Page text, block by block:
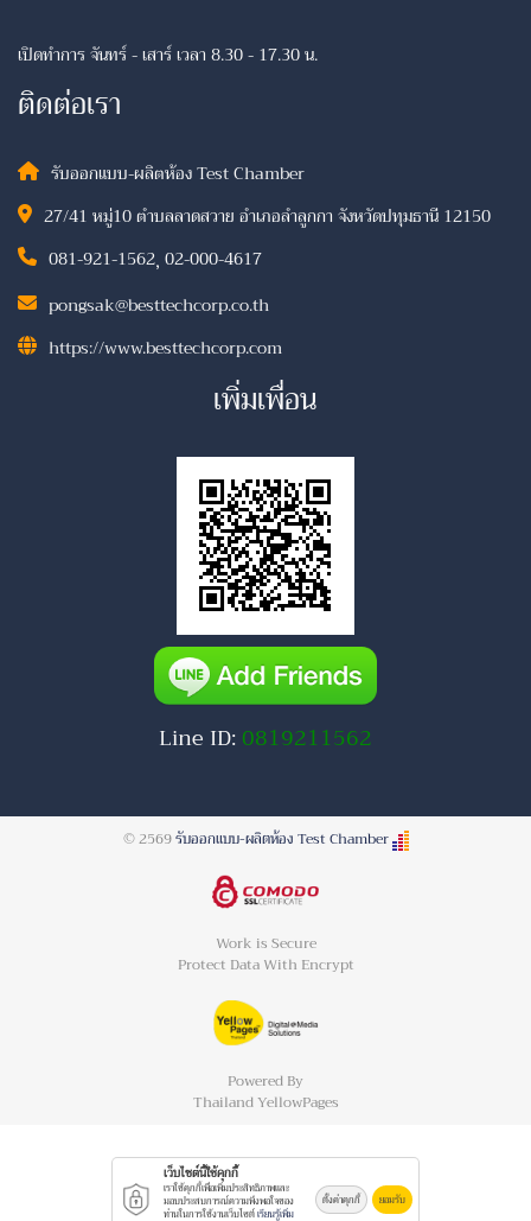
เปิดทำการ จันทร์ - เสาร์ เวลา 8.30 - 17.30 น.
ติดต่อเรา
รับออกแบบ-ผลิตห้อง Test Chamber
27/41 หมู่10 ตำบลลาดสวาย อำเภอลำลูกกา จังหวัดปทุมธานี 12150
081-921-1562, 02-000-4617
pongsak@besttechcorp.co.th
https://www.besttechcorp.com
เพิ่มเพื่อน
Line ID:0819211562
© 2569รับออกแบบ-ผลิตห้อง Test Chamber
Work is Secure
Protect Data With Encrypt
Powered By
Thailand YellowPages
เว็บไซต์นี้ใช้คุกกี้
เราใช้คุกกี้เพื่อเพิ่มประสิทธิภาพและ
มอบประสบการณ์ความพึงพอใจของ
ท่านในการใช้งานเว็บไซต์เรียนรู้เพิ่ม
ตั้งค่าคุกกี้ ยอมรับ